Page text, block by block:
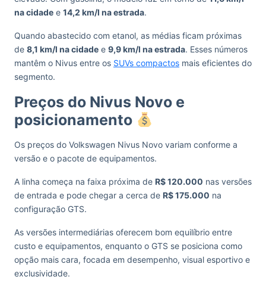
na cidade e 14,2 km/l na estrada.
Quando abastecido com etanol, as médias ficam próximas
de 8,1 km/l na cidade e 9,9 km/l na estrada. Esses números
mantêm o Nivus entre os SUVs compactos mais eficientes do
segmento.
Preços do Nivus Novo e
posicionamento
Os preços do Volkswagen Nivus Novo variam conforme a
versão e o pacote de equipamentos.
A linha começa na faixa próxima de R$ 120.000 nas versões
de entrada e pode chegar a cerca de R$ 175.000 na
configuração GTS.
As versões intermediárias oferecem bom equilíbrio entre
custo e equipamentos, enquanto o GTS se posiciona como
opção mais cara, focada em desempenho, visual esportivo e
exclusividade.